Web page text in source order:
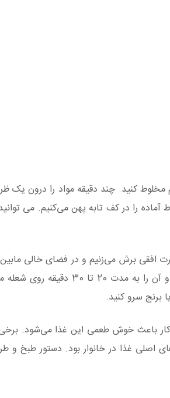
مخلوط کنید. چند دقیقه مواد را درون یک
را در کف تابه پهن می‌کنیم. می
افقی برش می‌زنیم و در فضای خالی مابین
می‌دهیم، روی کباب را با سبزیجات و پیاز و فلفل تزئین کنید. در تابه را
برنج سرو کنید.
کار باعث خوش طعمی این غذا می‌شود.
اصلی غذا در خانوار بود. دستور طبخ و